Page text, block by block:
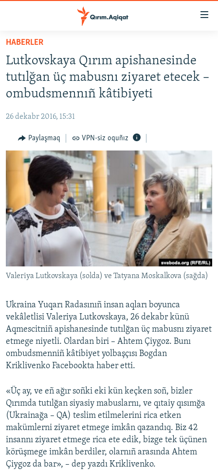
Esas
qaytmaq
Baş
navigatsiyağa
qaytmaq
Qıdıruvğa
HABERLER
SİYASET
İQTİSADİYAT
MEDENİYET
İNSAN AQLARI
VİDEO
SÜRET
BLOGLAR
FİKİR
Русский
Українською
QOŞULIÑIZ!
RFE/RS bütün saytları
HABERLER
Lutkovskaya Qırım apishanesinde
tutılğan üç mabusnı ziyaret etecek –
ombudsmennıñ kâtibiyeti
26 dekabr 2016, 15:31
Paylaşmaq VPN-siz oquñız
Valeriya Lutkovskaya (solda) ve Tatyana Moskalkova (sağda)
Ukraina Yuqarı Radasınıñ insan aqları boyunca
vekâletlisi Valeriya Lutkovskaya, 26 dekabr künü
Aqmescitniñ apishanesinde tutılğan üç mabusnı ziyaret
etmege niyetli. Olardan biri – Ahtem Çiygoz. Bunı
ombudsmenniñ kâtibiyet yolbaşçısı Bogdan
Kriklivenko Facebookta haber etti.
«Üç ay, ve eñ ağır soñki eki kün keçken soñ, bizler
Qırımda tutılğan siyasiy mabuslarnı, ve qıtaiy qısımğa
(Ukrainağa – QA) teslim etilmelerini rica etken
makümlerni ziyaret etmege imkân qazandıq. Biz 42
insannı ziyaret etmege rica ete edik, bizge tek üçünen
körüşmege imkân berdiler, olarnıñ arasında Ahtem
Çiygoz da bar», – dep yazdı Kriklivenko.